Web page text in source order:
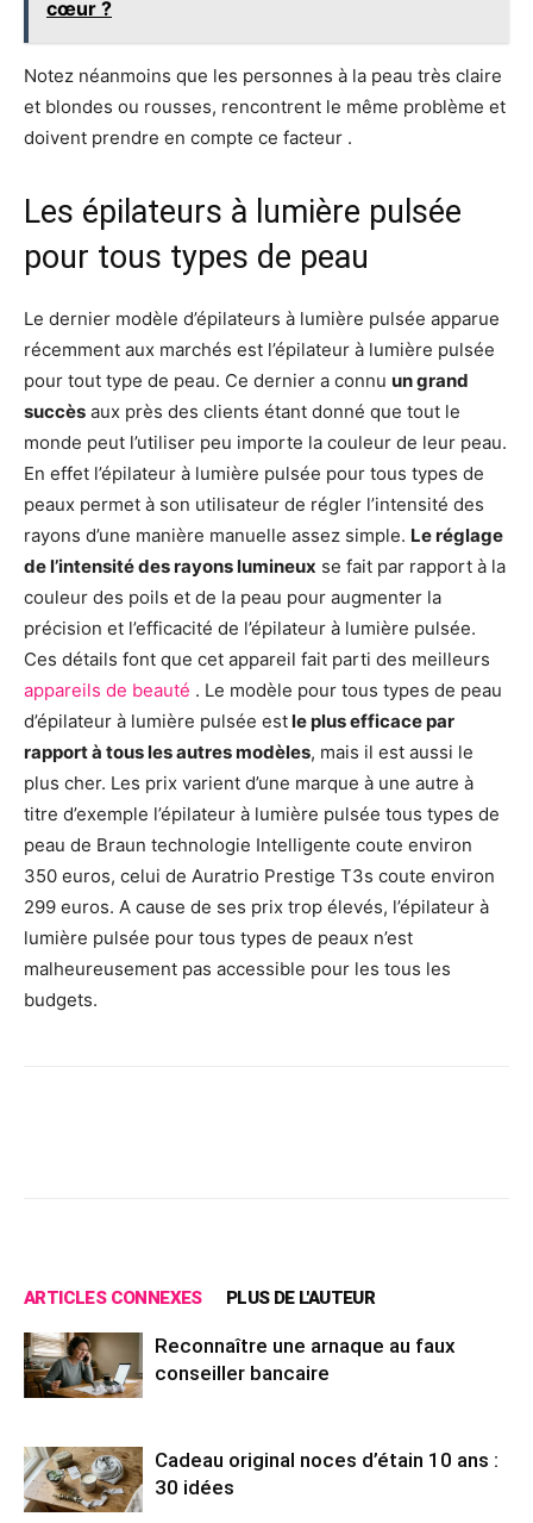
cœur ?
Notez néanmoins que les personnes à la peau très claire
et blondes ou rousses, rencontrent le même problème et
doivent prendre en compte ce facteur .
Les épilateurs à lumière pulsée
pour tous types de peau
Le dernier modèle d’épilateurs à lumière pulsée apparue
récemment aux marchés est l’épilateur à lumière pulsée
pour tout type de peau. Ce dernier a connu un grand
succès aux près des clients étant donné que tout le
monde peut l’utiliser peu importe la couleur de leur peau.
En effet l’épilateur à lumière pulsée pour tous types de
peaux permet à son utilisateur de régler l’intensité des
rayons d’une manière manuelle assez simple. Le réglage
de l’intensité des rayons lumineux se fait par rapport à la
couleur des poils et de la peau pour augmenter la
précision et l’efficacité de l’épilateur à lumière pulsée.
Ces détails font que cet appareil fait parti des meilleurs
appareils de beauté . Le modèle pour tous types de peau
d’épilateur à lumière pulsée estle plus efficace par
rapport à tous les autres modèles, mais il est aussi le
plus cher. Les prix varient d’une marque à une autre à
titre d’exemple l’épilateur à lumière pulsée tous types de
peau de Braun technologie Intelligente coute environ
350 euros, celui de Auratrio Prestige T3s coute environ
299 euros. A cause de ses prix trop élevés, l’épilateur à
lumière pulsée pour tous types de peaux n’est
malheureusement pas accessible pour les tous les
budgets.
ARTICLES CONNEXES PLUS DE L'AUTEUR
Reconnaître une arnaque au faux
conseiller bancaire
Cadeau original noces d’étain 10 ans :
30 idées